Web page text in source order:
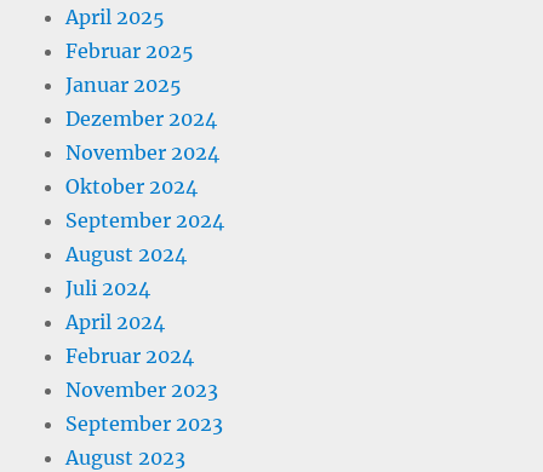
April 2025
Februar 2025
Januar 2025
Dezember 2024
November 2024
Oktober 2024
September 2024
August 2024
Juli 2024
April 2024
Februar 2024
November 2023
September 2023
August 2023